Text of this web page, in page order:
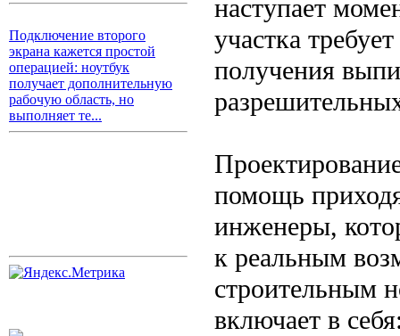
Подключение второго
экрана кажется простой
операцией: ноутбук
получает дополнительную
рабочую область, но
выполняет те...
наступает
участка
получения
помощь
инженеры,
к реальным
строительным
включает в